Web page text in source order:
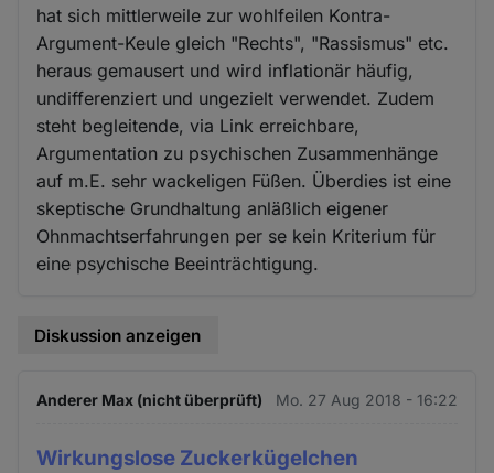
hat sich mittlerweile zur wohlfeilen Kontra-
Argument-Keule gleich "Rechts", "Rassismus" etc.
heraus gemausert und wird inflationär häufig,
undifferenziert und ungezielt verwendet. Zudem
steht begleitende, via Link erreichbare,
Argumentation zu psychischen Zusammenhänge
auf m.E. sehr wackeligen Füßen. Überdies ist eine
skeptische Grundhaltung anläßlich eigener
Ohnmachtserfahrungen per se kein Kriterium für
eine psychische Beeinträchtigung.
Diskussion anzeigen
Anderer Max (nicht überprüft) Mo. 27 Aug 2018 - 16:22
Wirkungslose Zuckerkügelchen